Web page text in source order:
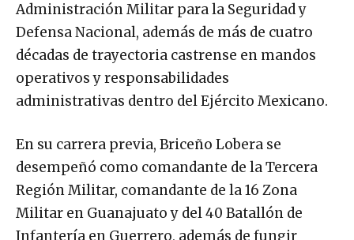
Administración Militar para la Seguridad y
Defensa Nacional, además de más de cuatro
décadas de trayectoria castrense en mandos
operativos y responsabilidades
administrativas dentro del Ejército Mexicano.
En su carrera previa, Briceño Lobera se
desempeñó como comandante de la Tercera
Región Militar, comandante de la 16 Zona
Militar en Guanajuato y del 40 Batallón de
Infantería en Guerrero, además de fungir